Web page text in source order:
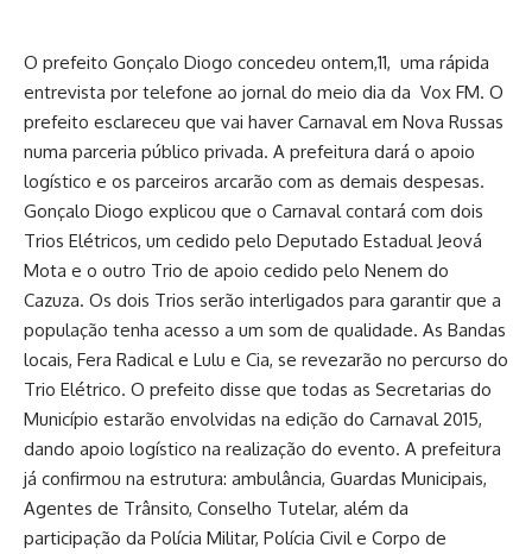
O prefeito Gonçalo Diogo concedeu ontem,11, uma rápida
entrevista por telefone ao jornal do meio dia da Vox FM. O
prefeito esclareceu que vai haver Carnaval em Nova Russas
numa parceria público privada. A prefeitura dará o apoio
logístico e os parceiros arcarão com as demais despesas.
Gonçalo Diogo explicou que o Carnaval contará com dois
Trios Elétricos, um cedido pelo Deputado Estadual Jeová
Mota e o outro Trio de apoio cedido pelo Nenem do
Cazuza. Os dois Trios serão interligados para garantir que a
população tenha acesso a um som de qualidade. As Bandas
locais, Fera Radical e Lulu e Cia, se revezarão no percurso do
Trio Elétrico. O prefeito disse que todas as Secretarias do
Município estarão envolvidas na edição do Carnaval 2015,
dando apoio logístico na realização do evento. A prefeitura
já confirmou na estrutura: ambulância, Guardas Municipais,
Agentes de Trânsito, Conselho Tutelar, além da
participação da Polícia Militar, Polícia Civil e Corpo de